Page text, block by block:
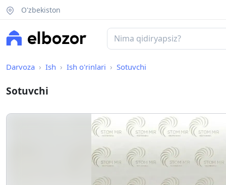
O'zbekiston
Darvoza Ish Ish o'rinlari Sotuvchi
Sotuvchi